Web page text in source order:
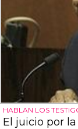
HABLAN LOS
El juicio por